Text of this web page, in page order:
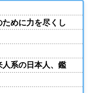
めに力を尽くし
系の日本人、鑑